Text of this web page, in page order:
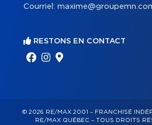
Courriel:
RESTONS EN CONTACT
© 2026 RE/MAX 2001 – FRANCHISÉ
RE/MAX QUÉBEC – TOUS DROITS